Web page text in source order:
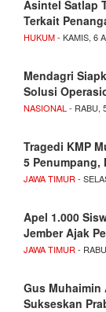
Asintel Satlap
Terkait
HUKUM- KAMIS, 6
Mendagri
Solusi
NASIONAL - RABU,
Tragedi KMP
5
JAWA TIMUR -
Apel 1.000
Jember Ajak
JAWA TIMUR -
Gus Muhaimin
Sukseskan